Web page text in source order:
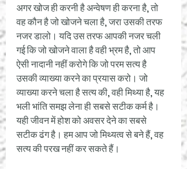
अगर खोज ही करनी है अन्वेषण ही करना है, तो
वह कौन है जो खोजने चला है, जरा उसकी तरफ
नजर डालो। यदि उस तरफ आपकी नजर चली
गई कि जो खोजने वाला है वही भ्रम है, तो आप
ऐसी नादानी नहीं करोगे कि जो परम सत्य है
उसकी व्याख्या करने का प्रयास करो। जो
व्याख्या करने चला है सत्य की, वही मिथ्या है, यह
भली भांति समझ लेना ही सबसे सटीक कर्म है।
यही जीवन में होश को अवसर देने का सबसे
सटीक ढंग है। हम आप जो मिथ्यत्व से बने हैं, वह
सत्य की परख नहीं कर सकते हैं।